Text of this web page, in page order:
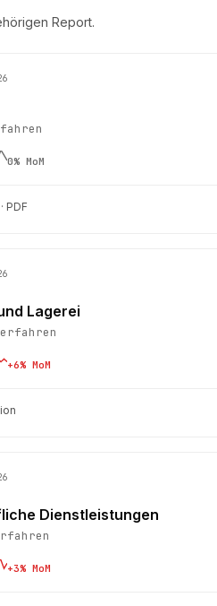
Report.
0% MoM
PDF
Lagerei
+6% MoM
Dienstleistungen
+3% MoM